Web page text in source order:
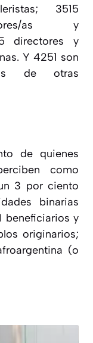
3515
as y
directores y
Y 4251 son
de otras
de quienes
como
3 por ciento
binarias
beneficiarios y
originarios;
(o